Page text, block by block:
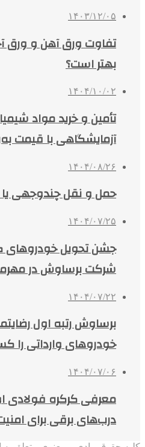
۱۴۰۳/۱۲/۰۵
تفاوت ورق آهن و ورق
بهتر است؟
۱۴۰۴/۱۰/۰۲
تأمین و خرید مواد
آزمایشگاهی با قیمت
۱۴۰۴/۰۸/۲۶
حمل و نقل چندوجهی
۱۴۰۴/۰۷/۲۵
جشن تحویل خودروهای
شرکت برساوش در
۱۴۰۴/۰۷/۲۲
برساوش رتبه اول
خودروهای وارداتی را
۱۴۰۴/۰۷/۰۶
درب‌های برقی برای